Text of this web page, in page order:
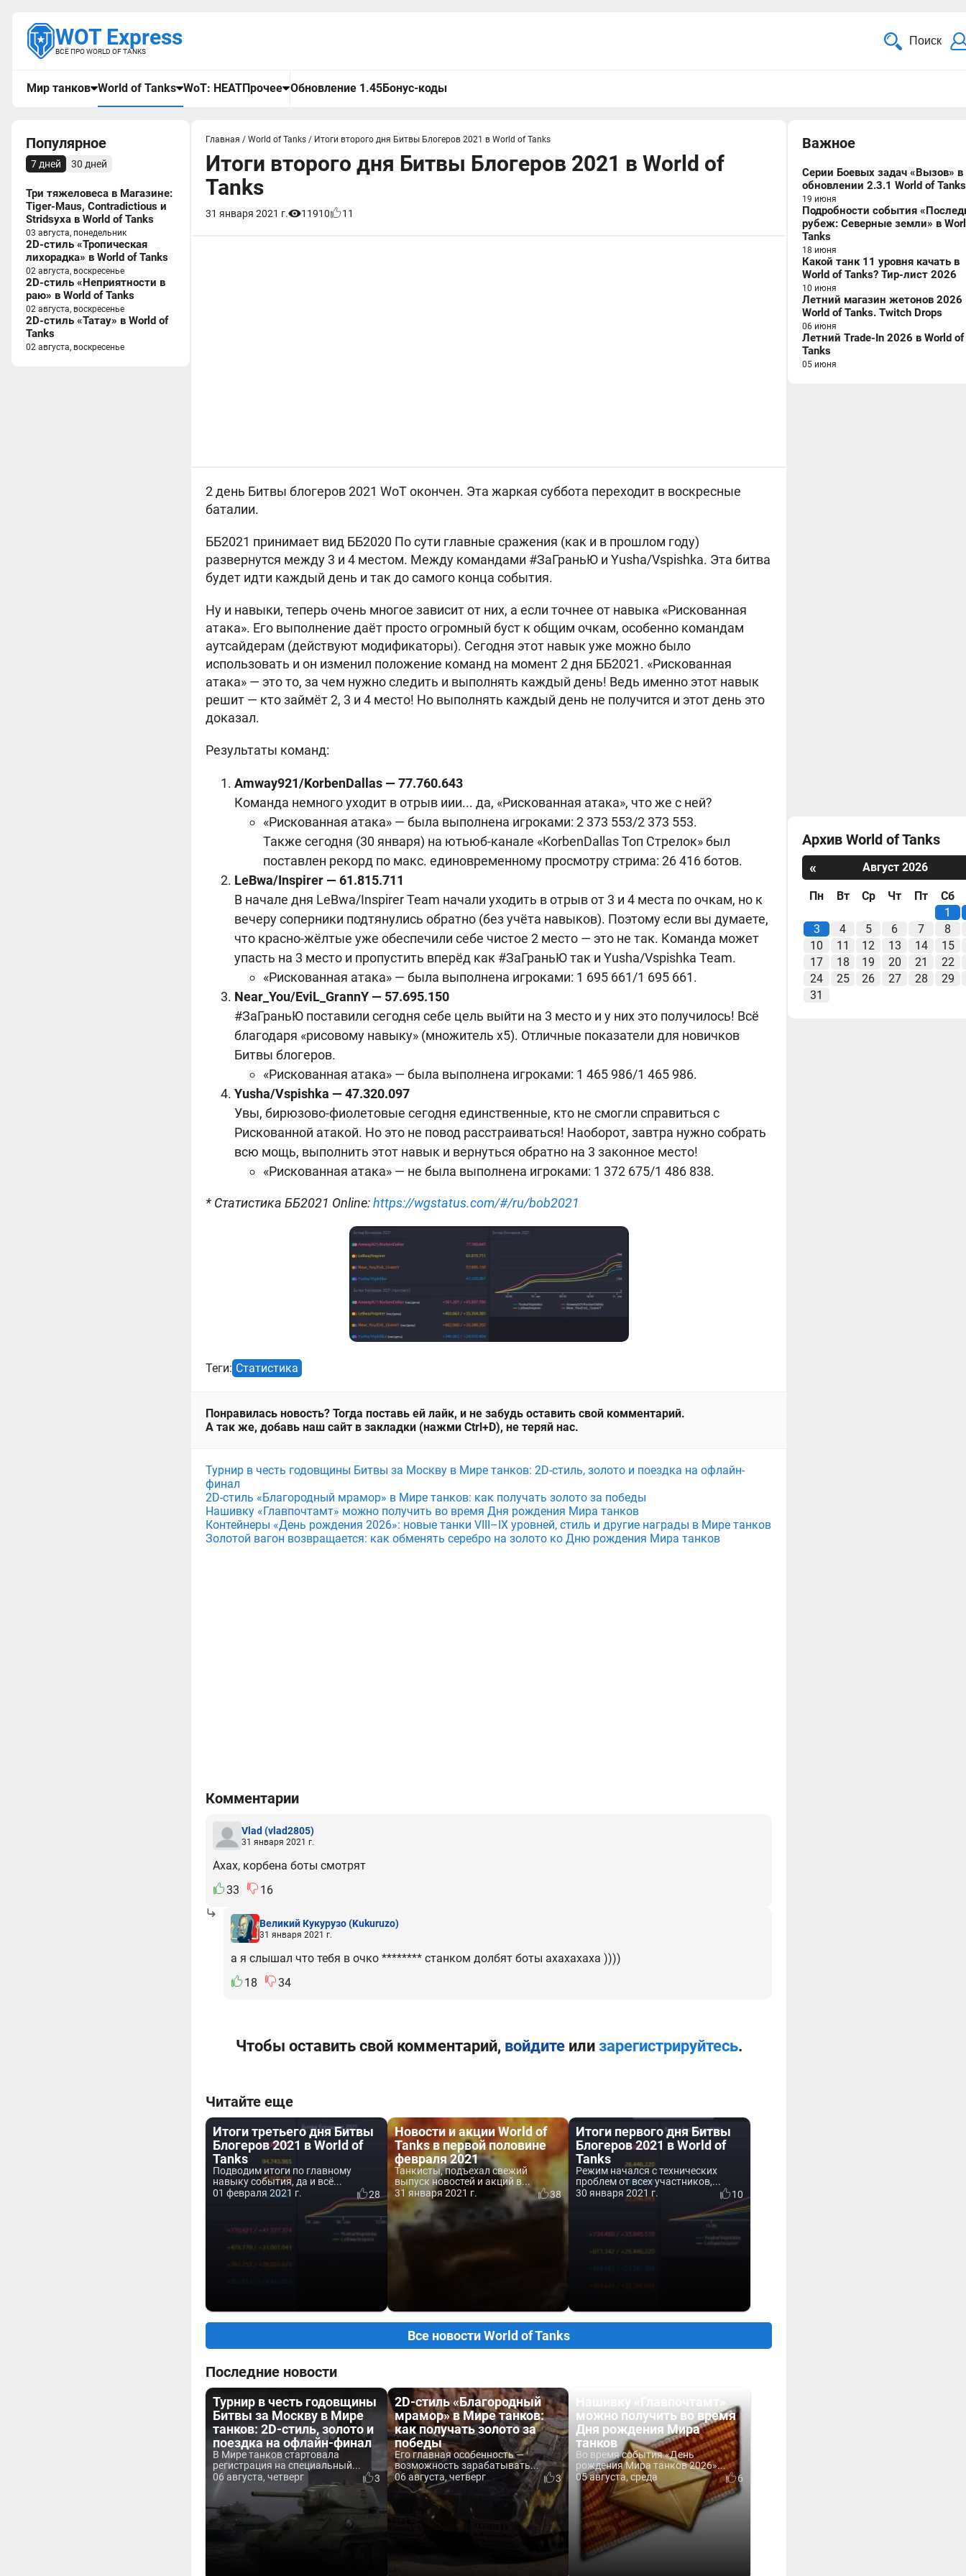
WOT Express
ВСЁ ПРО WORLD OF TANKS
Поиск
Мир танков World of Tanks WoT: HEATПрочее Обновление 1.45Бонус-коды
Популярное
7 дней 30 дней
Три тяжеловеса в Магазине:
Tiger-Maus, Contradictious и
Stridsyxa в World of Tanks
03 августа, понедельник
2D-стиль «Тропическая
лихорадка» в World of Tanks
02 августа, воскресенье
2D-стиль «Неприятности в
раю» в World of Tanks
02 августа, воскресенье
2D-стиль «Татау» в World of
Tanks
02 августа, воскресенье
Главная / World of Tanks / Итоги второго дня Битвы Блогеров 2021 в World of Tanks
Итоги второго дня Битвы Блогеров 2021 в World of
Tanks
31 января 2021 г. 11910 11
2 день Битвы блогеров 2021 WoT окончен. Эта жаркая суббота переходит в воскресные
баталии.
ББ2021 принимает вид ББ2020 По сути главные сражения (как и в прошлом году)
развернутся между 3 и 4 местом. Между командами #ЗаГраньЮ и Yusha/Vspishka. Эта битва
будет идти каждый день и так до самого конца события.
Ну и навыки, теперь очень многое зависит от них, а если точнее от навыка «Рискованная
атака». Его выполнение даёт просто огромный буст к общим очкам, особенно командам
аутсайдерам (действуют модификаторы). Сегодня этот навык уже можно было
использовать и он изменил положение команд на момент 2 дня ББ2021. «Рискованная
атака» — это то, за чем нужно следить и выполнять каждый день! Ведь именно этот навык
решит — кто займёт 2, 3 и 4 место! Но выполнять каждый день не получится и этот день это
доказал.
Результаты команд:
Amway921/KorbenDallas — 77.760.643
Команда немного уходит в отрыв иии... да, «Рискованная атака», что же с ней?
«Рискованная атака» — была выполнена игроками: 2 373 553/2 373 553.
Также сегодня (30 января) на ютьюб-канале «KorbenDallas Топ Стрелок» был
поставлен рекорд по макс. единовременному просмотру стрима: 26 416 ботов.
LeBwa/Inspirer — 61.815.711
В начале дня LeBwa/Inspirer Team начали уходить в отрыв от 3 и 4 места по очкам, но к
вечеру соперники подтянулись обратно (без учёта навыков). Поэтому если вы думаете,
что красно-жёлтые уже обеспечили себе чистое 2 место — это не так. Команда может
упасть на 3 место и пропустить вперёд как #ЗаГраньЮ так и Yusha/Vspishka Team.
«Рискованная атака» — была выполнена игроками: 1 695 661/1 695 661.
Near_You/EviL_GrannY — 57.695.150
#ЗаГраньЮ поставили сегодня себе цель выйти на 3 место и у них это получилось! Всё
благодаря «рисовому навыку» (множитель x5). Отличные показатели для новичков
Битвы блогеров.
«Рискованная атака» — была выполнена игроками: 1 465 986/1 465 986.
Yusha/Vspishka — 47.320.097
Увы, бирюзово-фиолетовые сегодня единственные, кто не смогли справиться с
Рискованной атакой. Но это не повод расстраиваться! Наоборот, завтра нужно собрать
всю мощь, выполнить этот навык и вернуться обратно на 3 законное место!
«Рискованная атака» — не была выполнена игроками: 1 372 675/1 486 838.
* Статистика ББ2021 Online:https://wgstatus.com/#/ru/bob2021
Теги: Статистика
Понравилась новость? Тогда поставь ей лайк, и не забудь оставить свой комментарий.
А так же, добавь наш сайт в закладки (нажми Ctrl+D), не теряй нас.
Турнир в честь годовщины Битвы за Москву в Мире танков: 2D-стиль, золото и поездка на офлайн-
финал
2D-стиль «Благородный мрамор» в Мире танков: как получать золото за победы
Нашивку «Главпочтамт» можно получить во время Дня рождения Мира танков
Контейнеры «День рождения 2026»: новые танки VIII–IX уровней, стиль и другие награды в Мире танков
Золотой вагон возвращается: как обменять серебро на золото ко Дню рождения Мира танков
Комментарии
Vlad (vlad2805)
31 января 2021 г.
Ахах, корбена боты смотрят
33
16
Великий Кукурузо(Kukuruzo)
31 января 2021 г.
а я слышал что тебя в очко ******** станком долбят боты ахахахаха ))))
18
34
Чтобы оставить свой комментарий, войдитеили зарегистрируйтесь.
Читайте еще
Итоги третьего дня Битвы
Блогеров 2021 в World of
Tanks
Подводим итоги по главному
навыку события, да и всё...
01 февраля 2021 г.
28
Новости и акции World of
Tanks в первой половине
февраля 2021
Танкисты, подъехал свежий
выпуск новостей и акций в...
31 января 2021 г.
38
Итоги первого дня Битвы
Блогеров 2021 в World of
Tanks
Режим начался с технических
проблем от всех участников,...
30 января 2021 г.
10
Все новости World of Tanks
Последние новости
Турнир в честь годовщины
Битвы за Москву в Мире
танков: 2D-стиль, золото и
поездка на офлайн-финал
В Мире танков стартовала
регистрация на специальный...
06 августа, четверг
3
2D-стиль «Благородный
мрамор» в Мире танков:
как получать золото за
победы
Его главная особенность —
возможность зарабатывать...
06 августа, четверг
3
Нашивку «Главпочтамт»
можно получить во время
Дня рождения Мира
танков
Во время события «День
рождения Мира танков 2026»...
05 августа, среда
6
Важное
Серии Боевых задач «Вызов» в
обновлении 2.3.1 World of Tanks
19 июня
Подробности события
рубеж: Северные земли» в
Tanks
18 июня
Какой танк 11 уровня качать в
World of Tanks? Тир-лист 2026
10 июня
Летний магазин жетонов 2026
World of Tanks. Twitch Drops
06 июня
Летний Trade-In 2026 в World of
Tanks
05 июня
Архив World of Tanks
«
Август 2026
Пн Вт Ср Чт Пт
Сб
1
3
4 5 6 7
8
10
11 12 13 14
15
17
18 19 20 21
22
24
25 26 27 28
29
31